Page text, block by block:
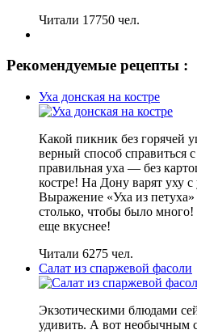
Читали 17750 чел.
Рекомендуемые рецепты :
Уха донская на костре
Какой пикник без горячей
верный способ справиться
правильная уха — без
костре! На Дону варят уху
Выражение «Уха из
столько, чтобы было
еще вкуснее!
Читали 6275 чел.
Салат из спаржевой фасоли
Экзотическими блюдами
удивить. А вот необычным